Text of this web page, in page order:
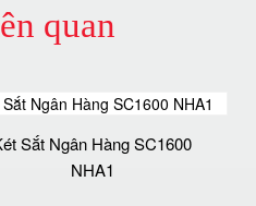
quan
Sắt Ngân Hàng SC1600
NHA1